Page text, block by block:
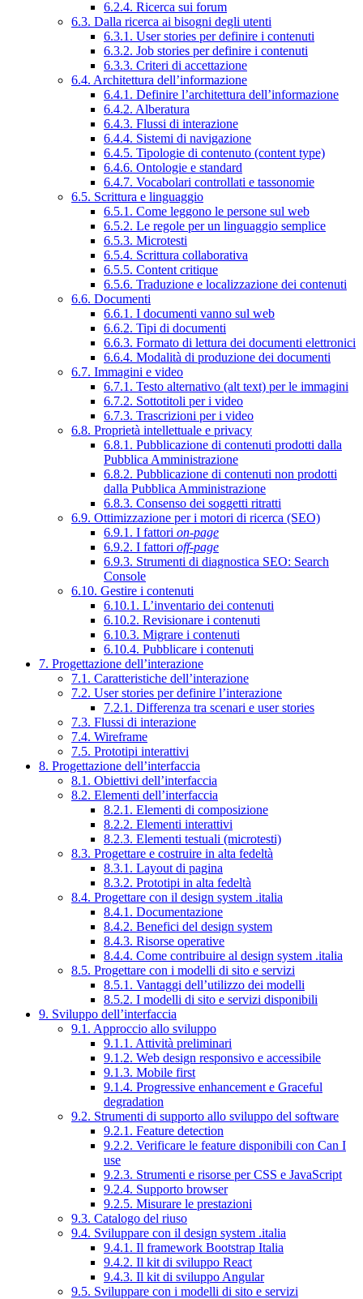
6.2.4. Ricerca sui forum
6.3. Dalla ricerca ai bisogni degli utenti
6.3.1. User stories per definire i contenuti
6.3.2. Job stories per definire i contenuti
6.3.3. Criteri di accettazione
6.4. Architettura dell’informazione
6.4.1. Definire l’architettura dell’informazione
6.4.2. Alberatura
6.4.3. Flussi di interazione
6.4.4. Sistemi di navigazione
6.4.5. Tipologie di contenuto (content type)
6.4.6. Ontologie e standard
6.4.7. Vocabolari controllati e tassonomie
6.5. Scrittura e linguaggio
6.5.1. Come leggono le persone sul web
6.5.2. Le regole per un linguaggio semplice
6.5.3. Microtesti
6.5.4. Scrittura collaborativa
6.5.5. Content critique
6.5.6. Traduzione e localizzazione dei contenuti
6.6. Documenti
6.6.1. I documenti vanno sul web
6.6.2. Tipi di documenti
6.6.3. Formato di lettura dei documenti elettronici
6.6.4. Modalità di produzione dei documenti
6.7. Immagini e video
6.7.1. Testo alternativo (alt text) per le immagini
6.7.2. Sottotitoli per i video
6.7.3. Trascrizioni per i video
6.8. Proprietà intellettuale e privacy
6.8.1. Pubblicazione di contenuti prodotti dalla
Pubblica Amministrazione
6.8.2. Pubblicazione di contenuti non prodotti
dalla Pubblica Amministrazione
6.8.3. Consenso dei soggetti ritratti
6.9. Ottimizzazione per i motori di ricerca (SEO)
6.9.1. I fattori on-page
6.9.2. I fattori off-page
6.9.3. Strumenti di diagnostica SEO: Search
Console
6.10. Gestire i contenuti
6.10.1. L’inventario dei contenuti
6.10.2. Revisionare i contenuti
6.10.3. Migrare i contenuti
6.10.4. Pubblicare i contenuti
7. Progettazione dell’interazione
7.1. Caratteristiche dell’interazione
7.2. User stories per definire l’interazione
7.2.1. Differenza tra scenari e user stories
7.3. Flussi di interazione
7.4. Wireframe
7.5. Prototipi interattivi
8. Progettazione dell’interfaccia
8.1. Obiettivi dell’interfaccia
8.2. Elementi dell’interfaccia
8.2.1. Elementi di composizione
8.2.2. Elementi interattivi
8.2.3. Elementi testuali (microtesti)
8.3. Progettare e costruire in alta fedeltà
8.3.1. Layout di pagina
8.3.2. Prototipi in alta fedeltà
8.4. Progettare con il design system .italia
8.4.1. Documentazione
8.4.2. Benefici del design system
8.4.3. Risorse operative
8.4.4. Come contribuire al design system .italia
8.5. Progettare con i modelli di sito e servizi
8.5.1. Vantaggi dell’utilizzo dei modelli
8.5.2. I modelli di sito e servizi disponibili
9. Sviluppo dell’interfaccia
9.1. Approccio allo sviluppo
9.1.1. Attività preliminari
9.1.2. Web design responsivo e accessibile
9.1.3. Mobile first
9.1.4. Progressive enhancement e Graceful
degradation
9.2. Strumenti di supporto allo sviluppo del software
9.2.1. Feature detection
9.2.2. Verificare le feature disponibili con Can I
use
9.2.3. Strumenti e risorse per CSS e JavaScript
9.2.4. Supporto browser
9.2.5. Misurare le prestazioni
9.3. Catalogo del riuso
9.4. Sviluppare con il design system .italia
9.4.1. Il framework Bootstrap Italia
9.4.2. Il kit di sviluppo React
9.4.3. Il kit di sviluppo Angular
9.5. Sviluppare con i modelli di sito e servizi